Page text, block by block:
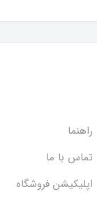
راهنما
تماس با ما
اپلیکیشن فروشگاه